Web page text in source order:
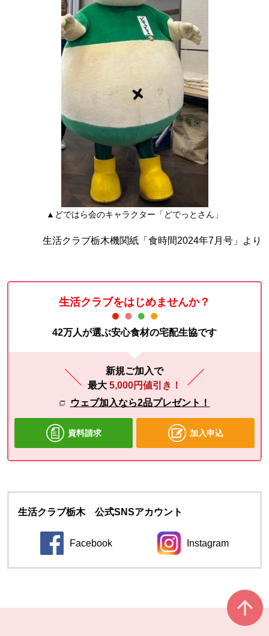
▲どではら会のキャラクター「どでっとさん」
生活クラブ栃木機関紙「食時間2024年7月号」より
生活クラブをはじめませんか？
42万人が選ぶ安心食材の宅配生協です
新規ご加入で
最大 5,000円値引き！
ウェブ加入なら2品プレゼント！
資料請求 加入申込
生活クラブ栃木 公式SNSアカウント
Facebook
別のウィンドウで開きます。
Instagram
別のウィンドウ